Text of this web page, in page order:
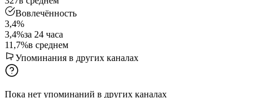
Вовлечённость
3,4%
3,4%за 24 часа
11,7%в среднем
Упоминания в других каналах
Пока нет упоминаний в других каналах